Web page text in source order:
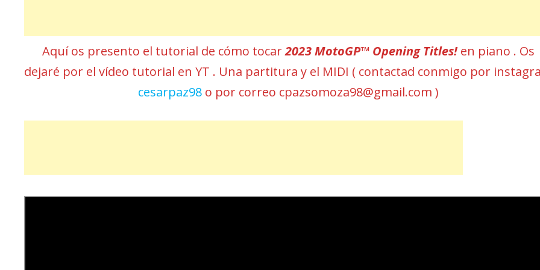
Aquí os presento el tutorial de cómo tocar2023 MotoGP™ Opening Titles!en piano . Os
dejaré por el vídeo tutorial en YT . Una partitura y el MIDI ( contactad conmigo por
cesarpaz98 o por correo cpazsomoza98@gmail.com )